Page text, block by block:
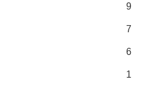
9
7
6
1